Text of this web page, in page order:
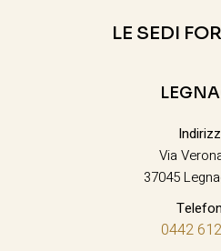
LE SEDI
Via
37045
0442